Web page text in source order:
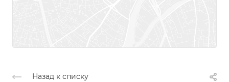
Назад к списку